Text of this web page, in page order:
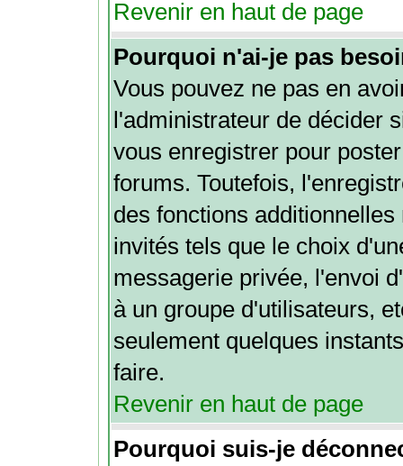
Revenir en haut de page
Pourquoi n'ai-je pas
Vous pouvez ne pas en
l'administrateur de décider
vous enregistrer pour
forums. Toutefois,
des fonctions
invités tels que le choix
messagerie privée, l'envoi
à un groupe d'utilisateurs,
seulement quelques
faire.
Revenir en haut de page
Pourquoi suis-je